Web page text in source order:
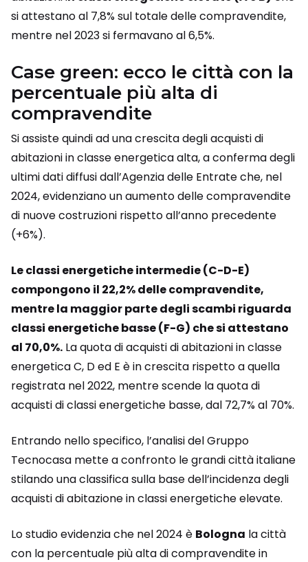
si attestano al 7,8% sul totale delle compravendite,
mentre nel 2023 si fermavano al 6,5%.
Case green: ecco le città con la
percentuale più alta di
compravendite
Si assiste quindi ad una crescita degli acquisti di
abitazioni in classe energetica alta, a conferma degli
ultimi dati diffusi dall’Agenzia delle Entrate che, nel
2024, evidenziano un aumento delle compravendite
di nuove costruzioni rispetto all’anno precedente
(+6%).
Le classi energetiche intermedie (C-D-E)
compongono il 22,2% delle compravendite,
mentre la maggior parte degli scambi riguarda
classi energetiche basse (F-G) che si attestano
al 70,0%. La quota di acquisti di abitazioni in classe
energetica C, D ed E è in crescita rispetto a quella
registrata nel 2022, mentre scende la quota di
acquisti di classi energetiche basse, dal 72,7% al 70%.
Entrando nello specifico, l’analisi del Gruppo
Tecnocasa mette a confronto le grandi città italiane
stilando una classifica sulla base dell’incidenza degli
acquisti di abitazione in classi energetiche elevate.
Lo studio evidenzia che nel 2024 è Bologna la città
con la percentuale più alta di compravendite in